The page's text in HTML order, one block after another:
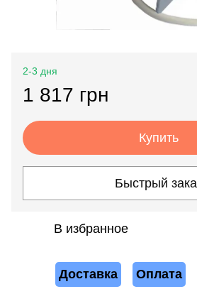
2-3 дня
1 817 грн
Купить
Быстрый
В избранное
Доставка Оплата